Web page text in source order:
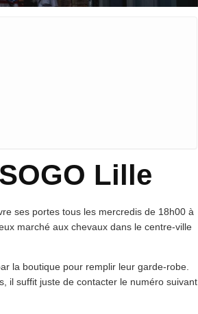
Lille
ses portes tous les mercredis de 18h00 à
marché aux chevaux dans le centre-ville
la boutique pour remplir leur garde-robe.
il suffit juste de contacter le numéro suivant